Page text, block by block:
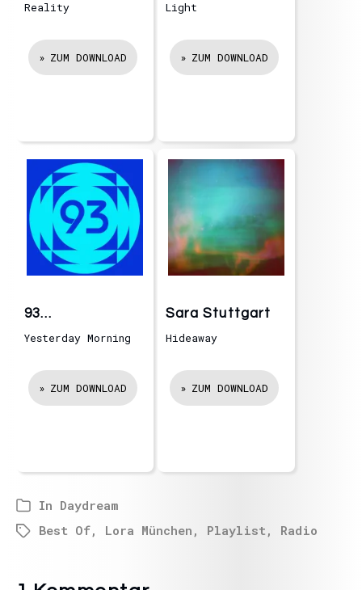
Reality
ZUM DOWNLOAD
Light
ZUM DOWNLOAD
93
millionmilesfromt
Yesterday Morning
ZUM DOWNLOAD
Sara Stuttgart
Hideaway
ZUM DOWNLOAD
In Daydream
Best Of, Lora München , Playlist , Radio